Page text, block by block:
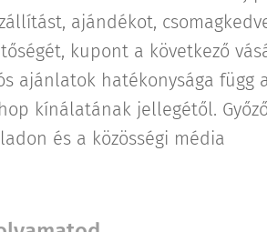
ajándékot,
kupont a következő
ajánlatok hatékonysága függ
kínálatának jellegétől.
és a közösségi média